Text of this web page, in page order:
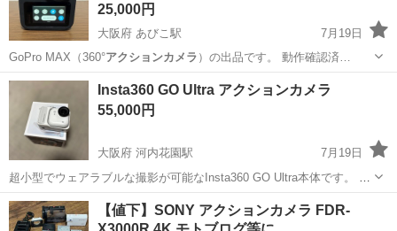
25,000円
大阪府 あびこ駅
7月19日
GoPro MAX（360°アクションカメラ ）の出品です。 動作確認済…
大阪 大阪市 あびこ駅 その他
Insta360 GO Ultra アクションカメラ
55,000円
大阪府 河内花園駅
7月19日
超小型でウェアラブルな撮影が可能なInsta360 GO Ultra本体です。 別
売りのフレキシブルマウントをお付けします。 - ブランド: Insta360 -
モデル名: GO Ultra - カラー: ホワイト ご覧...
大阪 八尾市 河内花園駅 カメラ
【値下】SONY アクションカメラ FDR-